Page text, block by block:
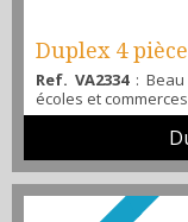
Duplex 4
Ref. VA2334: Beau
écoles et
appartement en
entrée avec
cuisine équipée,
avec terrasse,
places de parking